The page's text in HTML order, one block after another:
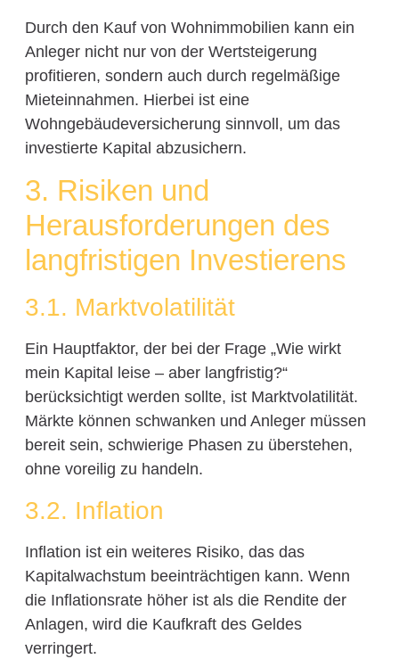
Durch den Kauf von Wohnimmobilien kann ein
Anleger nicht nur von der Wertsteigerung
profitieren, sondern auch durch regelmäßige
Mieteinnahmen. Hierbei ist eine
Wohngebäudeversicherung sinnvoll, um das
investierte Kapital abzusichern.
3. Risiken und
Herausforderungen des
langfristigen Investierens
3.1. Marktvolatilität
Ein Hauptfaktor, der bei der Frage „Wie wirkt
mein Kapital leise – aber langfristig?“
berücksichtigt werden sollte, ist Marktvolatilität.
Märkte können schwanken und Anleger müssen
bereit sein, schwierige Phasen zu überstehen,
ohne voreilig zu handeln.
3.2. Inflation
Inflation ist ein weiteres Risiko, das das
Kapitalwachstum beeinträchtigen kann. Wenn
die Inflationsrate höher ist als die Rendite der
Anlagen, wird die Kaufkraft des Geldes
verringert.